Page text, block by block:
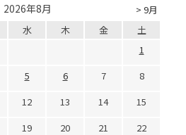
> 9月
2026年8月
水 木 金
土
1
5 6 7
8
12 13 14
15
19 20 21
22